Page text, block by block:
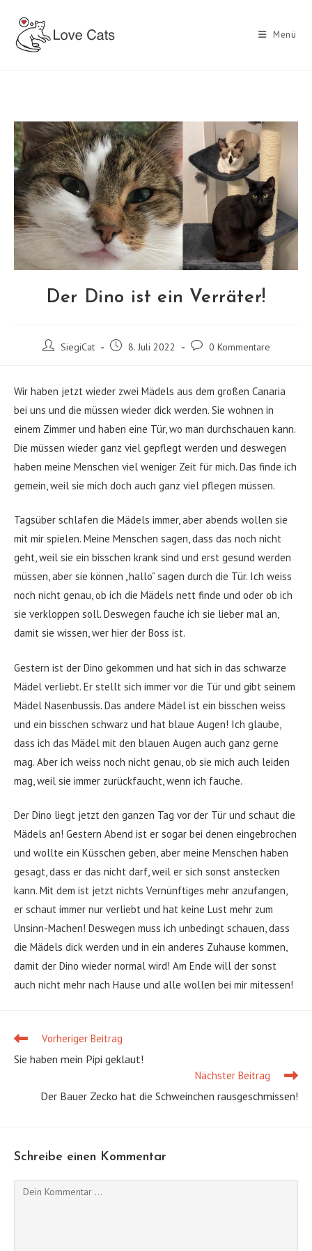
Inhalt
springen
Menü
Der Dino ist ein Verräter!
Beitrags-SiegiCat
Beitrag8. Juli 2022
Beitrags-0 Kommentare
Wir haben jetzt wieder zwei Mädels aus dem großen Canaria
bei uns und die müssen wieder dick werden. Sie wohnen in
einem Zimmer und haben eine Tür, wo man durchschauen kann.
Die müssen wieder ganz viel gepflegt werden und deswegen
haben meine Menschen viel weniger Zeit für mich. Das finde ich
gemein, weil sie mich doch auch ganz viel pflegen müssen.
Tagsüber schlafen die Mädels immer, aber abends wollen sie
mit mir spielen. Meine Menschen sagen, dass das noch nicht
geht, weil sie ein bisschen krank sind und erst gesund werden
müssen, aber sie können „hallo“ sagen durch die Tür. Ich weiss
noch nicht genau, ob ich die Mädels nett finde und oder ob ich
sie verkloppen soll. Deswegen fauche ich sie lieber mal an,
damit sie wissen, wer hier der Boss ist.
Gestern ist der Dino gekommen und hat sich in das schwarze
Mädel verliebt. Er stellt sich immer vor die Tür und gibt seinem
Mädel Nasenbussis. Das andere Mädel ist ein bisschen weiss
und ein bisschen schwarz und hat blaue Augen! Ich glaube,
dass ich das Mädel mit den blauen Augen auch ganz gerne
mag. Aber ich weiss noch nicht genau, ob sie mich auch leiden
mag, weil sie immer zurückfaucht, wenn ich fauche.
Der Dino liegt jetzt den ganzen Tag vor der Tür und schaut die
Mädels an! Gestern Abend ist er sogar bei denen eingebrochen
und wollte ein Küsschen geben, aber meine Menschen haben
gesagt, dass er das nicht darf, weil er sich sonst anstecken
kann. Mit dem ist jetzt nichts Vernünftiges mehr anzufangen,
er schaut immer nur verliebt und hat keine Lust mehr zum
Unsinn-Machen! Deswegen muss ich unbedingt schauen, dass
die Mädels dick werden und in ein anderes Zuhause kommen,
damit der Dino wieder normal wird! Am Ende will der sonst
auch nicht mehr nach Hause und alle wollen bei mir mitessen!
Weitere
ansehen
Vorheriger Beitrag
Sie haben mein Pipi geklaut!
Nächster Beitrag
Der Bauer Zecko hat die Schweinchen rausgeschmissen!
Schreibe einen Kommentar
Kommentieren